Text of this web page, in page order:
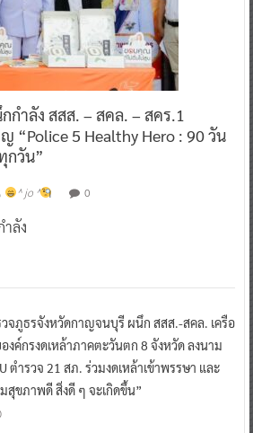
กำลัง สสส. – สคล. – สคร.1
“Police 5 Healthy Hero : 90 วัน
กวัน”
^ jo ^ 0
ลัง
จภูธรจังหวัดกาญจนบุรี ผนึก สสส.-สคล. เครือ
งค์กรงดเหล้าภาคตะวันตก 8 จังหวัด ลงนาม
ตำรวจ 21 สภ. ร่วมงดเหล้าเข้าพรรษา และ
สุขภาพดี สิ่งดี ๆ จะเกิดขึ้น”